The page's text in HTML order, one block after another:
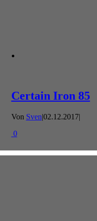
Certain Iron 85
Von Sven|02.12.2017|
0